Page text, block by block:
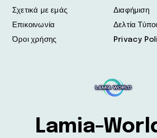
Σχετικά με εμάς
Επικοινωνία
Όροι χρήσης
Διαφήμιση
Δελτία
Privacy
Lamia-